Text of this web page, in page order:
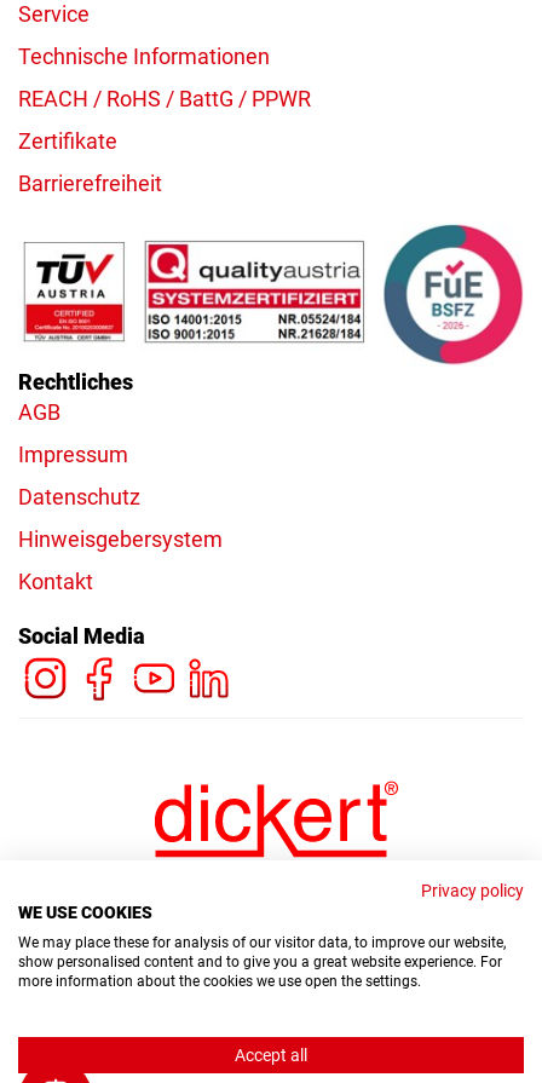
Service
Technische Informationen
REACH / RoHS / BattG / PPWR
Zertifikate
Barrierefreiheit
Rechtliches
AGB
Impressum
Datenschutz
Hinweisgebersystem
Kontakt
Social Media
© Copyright Dickert Electronic GmbH 2026
Hinweisgebersystem
Datenschutz
Privacy policy
WE USE COOKIES
We may place these for analysis of our visitor data, to improve our website,
show personalised content and to give you a great website experience. For
more information about the cookies we use open the settings.
Accept all